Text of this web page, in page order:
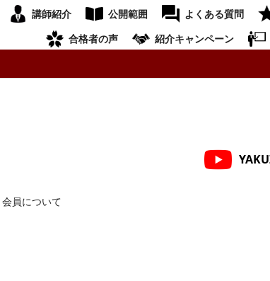
講師紹介 公開範囲 よくある質問
合格者の声
紹介キャンペーン
会員について